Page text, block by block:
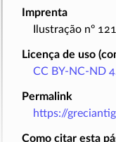
Imprenta
Ilustração nº
Licença de uso
CC BY-NC-ND
Permalink
https://
Como citar esta